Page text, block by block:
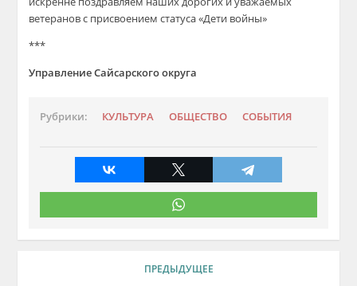
ветеранов с присвоением статуса «Дети войны»
***
Управление Сайсарского округа
Рубрики: КУЛЬТУРА ОБЩЕСТВО СОБЫТИЯ
ПРЕДЫДУЩЕЕ